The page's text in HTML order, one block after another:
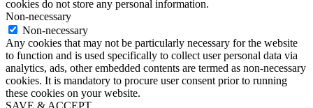
cookies do not store any personal information.
Non-necessary
Non-necessary
Any cookies that may not be particularly necessary for the website
to function and is used specifically to collect user personal data via
analytics, ads, other embedded contents are termed as non-necessary
cookies. It is mandatory to procure user consent prior to running
these cookies on your website.
SAVE & ACCEPT